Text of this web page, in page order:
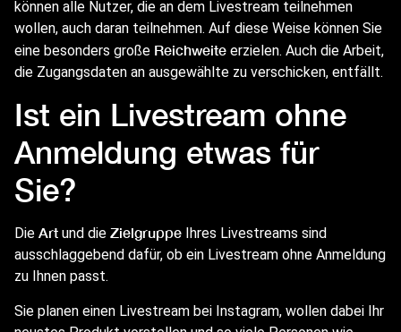
können alle Nutzer, die an dem Livestream teilnehmen
wollen, auch daran teilnehmen. Auf diese Weise können Sie
eine besonders große Reichweite erzielen. Auch die Arbeit,
die Zugangsdaten an ausgewählte zu verschicken, entfällt.
Ist ein Livestream ohne
Anmeldung etwas für
Sie?
Die Art und die Zielgruppe Ihres Livestreams sind
ausschlaggebend dafür, ob ein Livestream ohne Anmeldung
zu Ihnen passt.
Sie planen einen Livestream bei Instagram, wollen dabei Ihr